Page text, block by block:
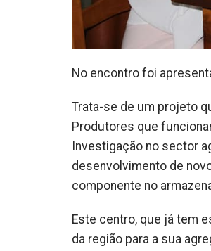
No encontro foi
Trata-se de um projeto
Produtores que
Investigação no sector
desenvolvimento de
componente no
Este centro, que já tem
da região para a sua